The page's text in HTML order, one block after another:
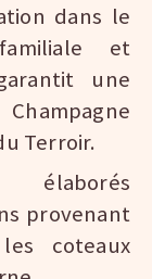
dans le
et
une
Terroir.
élaborés
provenant
coteaux